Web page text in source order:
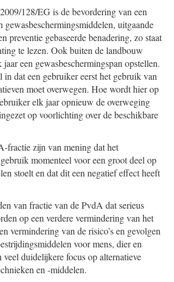
128/EG is de bevordering van een
gewasbeschermingsmiddelen, uitgaande
preventie gebaseerde benadering, zo staat
te lezen. Ook buiten de landbouw
een gewasbeschermingspan opstellen.
dat een gebruiker eerst het gebruik van
moet overwegen. Hoe wordt hier op
elk jaar opnieuw de overweging
op voorlichting over de beschikbare
fractie zijn van mening dat het
momenteel voor een groot deel op
stoelt en dat dit een negatief effect heeft
van fractie van de PvdA dat serieus
op een verdere vermindering van het
vermindering van de risico’s en gevolgen
voor mens, dier en
duidelijkere focus op alternatieve
en -middelen.